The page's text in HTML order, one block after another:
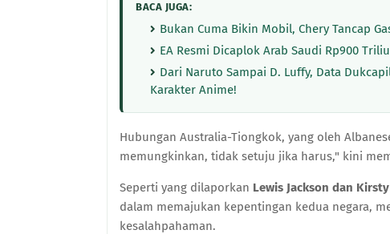
BACA JUGA:
Bukan Cuma Bikin Mobil, Chery Tancap
EA Resmi Dicaplok Arab Saudi Rp900
Dari Naruto Sampai D. Luffy, Data
Karakter Anime!
Hubungan Australia-Tiongkok, yang oleh
memungkinkan, tidak setuju jika harus," kini
Seperti yang dilaporkan Lewis Jackson dan
dalam memajukan kepentingan kedua negara,
kesalahpahaman.